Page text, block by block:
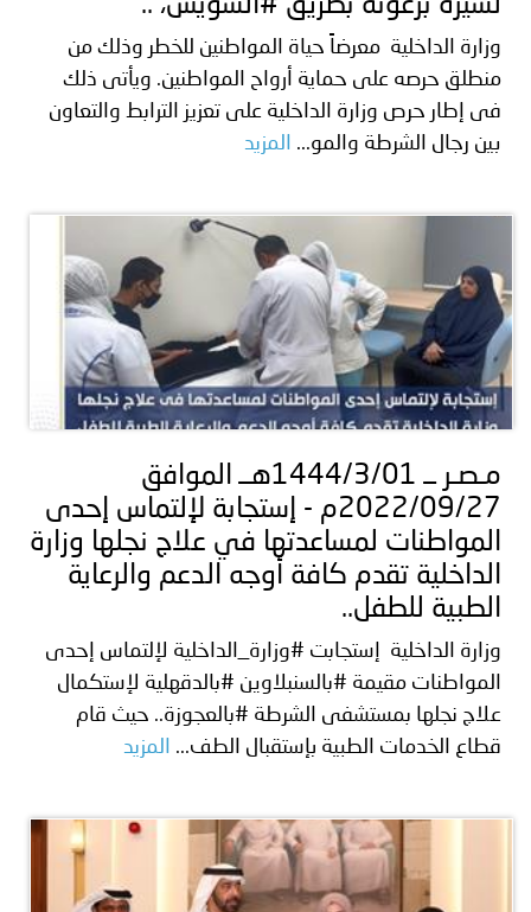
لسيره برعونة بطريق #السويس، ..
وزارة الداخلية معرضاً حياة المواطنين للخطر وذلك من
منطلق حرصه على حماية أرواح المواطنين. ويأتى ذلك
فى إطار حرص وزارة الداخلية على تعزيز الترابط والتعاون
بين رجال الشرطة والمو...
المزيد
مـصـر ــ 1444/3/01هــ الموافق
2022/09/27م - إستجابة لإلتماس إحدى
المواطنات لمساعدتها في علاج نجلها وزارة
الداخلية تقدم كافة أوجه الدعم والرعاية
الطبية للطفل..
وزارة الداخلية إستجابت #وزارة_الداخلية لإلتماس إحدى
المواطنات مقيمة #بالسنبلاوين #بالدقهلية لإستكمال
علاج نجلها بمستشفى الشرطة #بالعجوزة.. حيث قام
قطاع الخدمات الطبية بإستقبال الطف...
المزيد